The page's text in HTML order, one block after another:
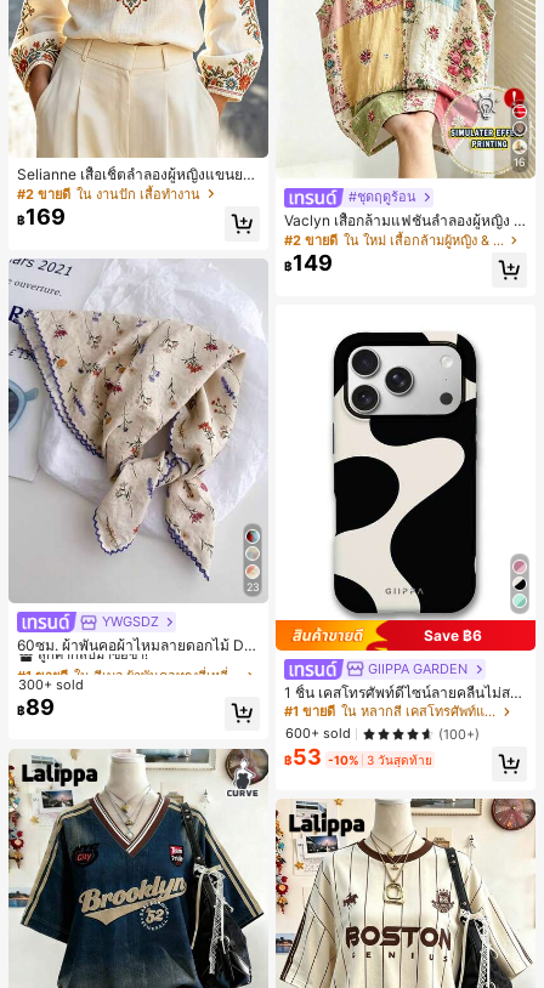
Selianne เสื้อเชิ้ตลำลองผู้หญิงแขนยา
ว คอวีเว้า ลายดอกไม้
#2 ขายดี ใน งานปัก เสื้อทำงาน
฿169
23
YWGSDZ
60ซม. ผ้าพันคอผ้าไหมลายดอกไม้ Dit
sy สีเบจ, เครื่องประดับใหม่สำหรับผู้หญิ
งฤดูใบไม้ผลิ/ฤดูใบไม้ร่วง, ผ้าพันคอผืน
บางอเนกประสงค์หรูหรา
#1 ขายดี
ลูกค้ากลับมาซื้อซ้ำ!
#1 ขายดี
ลูกค้ากลับมาซื้อซ้ำ!
#1 ขายดี
ลูกค้ากลับมาซื้อซ้ำ!
#1 ขายดี
ใน สีเบจ ผ้าพันคอทรงสี่เหลี่ยมและผ้าพันคอสำหรับผู้
300+ sold
฿89
16
#ชุดฤดูร้อน
Vaclyn เสื้อกล้ามแฟชั่นลำลองผู้หญิง ล
ายแพตช์เวิร์ก แขนกุด คอกลม ติดกระดุ
ม
#2 ขายดี ใน ใหม่ เสื้อกล้ามผู้หญิง & Camis
฿149
Save ฿6
GIIPPA GARDEN
1 ชิ้น เคสโทรศัพท์ดีไซน์ลายคลื่นไม่สม
มาตรสำหรับ Phone 17 Pro Max, เหม
าะสำหรับ Phone 16 Pro Max, 15 Pro
Max, 14 Pro Max, เคสโทรศัพท์สไตล์เ
กาหลีและน่าสนใจ, เข้ากันได้กับ 11/12/
13/14/15/16 Pro Max Plus, ดีไซน์หรู
ขวัญในอุดมคติสำหรับคริสต์มาส, วันว
าเลนไทน์, อีสเตอร์, ฤดูแต่งงานและวันเ
กิดสำหรับแฟนสาว
#1 ขายดี
ใน หลากสี เคสโทรศัพท์แฟชั่น
600+ sold
(100+)
฿53 -10% 3 วันสุดท้าย